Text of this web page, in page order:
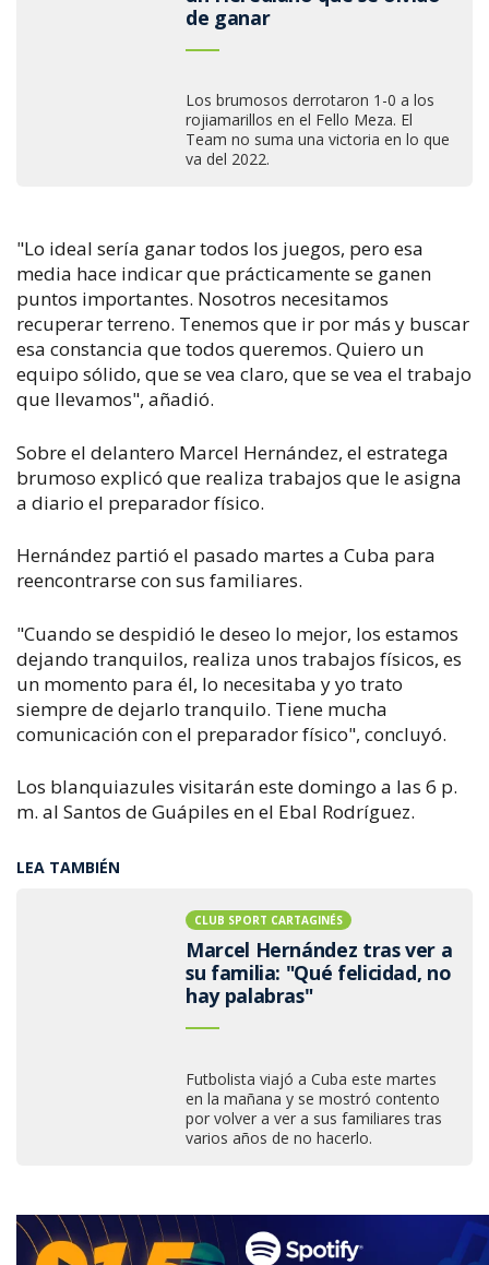
de ganar
Los brumosos derrotaron 1-0 a los
rojiamarillos en el Fello Meza. El
Team no suma una victoria en lo que
va del 2022.
"Lo ideal sería ganar todos los juegos, pero esa
media hace indicar que prácticamente se ganen
puntos importantes. Nosotros necesitamos
recuperar terreno. Tenemos que ir por más y buscar
esa constancia que todos queremos. Quiero un
equipo sólido, que se vea claro, que se vea el trabajo
que llevamos", añadió.
Sobre el delantero Marcel Hernández, el estratega
brumoso explicó que realiza trabajos que le asigna
a diario el preparador físico.
Hernández partió el pasado martes a Cuba para
reencontrarse con sus familiares.
"Cuando se despidió le deseo lo mejor, los estamos
dejando tranquilos, realiza unos trabajos físicos, es
un momento para él, lo necesitaba y yo trato
siempre de dejarlo tranquilo. Tiene mucha
comunicación con el preparador físico", concluyó.
Los blanquiazules visitarán este domingo a las 6 p.
m. al Santos de Guápiles en el Ebal Rodríguez.
LEA TAMBIÉN
CLUB SPORT CARTAGINÉS
Marcel Hernández tras ver a
su familia: "Qué felicidad, no
hay palabras"
Futbolista viajó a Cuba este martes
en la mañana y se mostró contento
por volver a ver a sus familiares tras
varios años de no hacerlo.